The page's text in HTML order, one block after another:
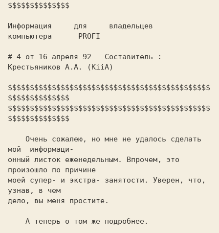
$$$$$$$$$$$$$$
Информация     для     владельцев
компьютера      PROFI
# 4 от 16 апреля 92   Составитель :
Крестьяников А.А. (KiiA)
$$$$$$$$$$$$$$$$$$$$$$$$$$$$$$$$$$$$$$$$$$$$$$
$$$$$$$$$$$$$$
$$$$$$$$$$$$$$$$$$$$$$$$$$$$$$$$$$$$$$$$$$$$$$
$$$$$$$$$$$$$$
мой  информаци-
онный листок еженедельным. Впрочем, это
произошло по причине
моей супер- и экстра- занятости. Уверен, что,
узнав, в чем
дело, вы меня простите.